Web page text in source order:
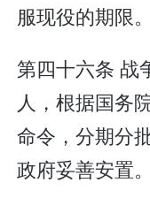
服现役的期限。
第四十六条 战
人，根据国务
命令，分期分
政府妥善安置。